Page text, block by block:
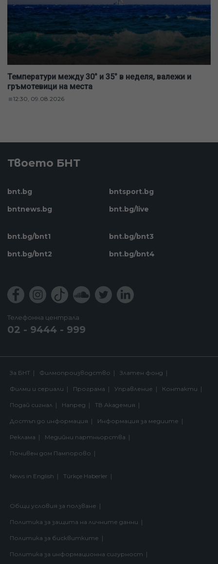
Температури между 30° и 35° в неделя, валежи и
гръмотевици на места
12:30, 09.08.2026
Твоето БНТ
bnt.bg
bntnews.bg
bntsport.bg
bnt.bg/live
bnt.bg/bnt1
bnt.bg/bnt2
bnt.bg/bnt3
bnt.bg/bnt4
Телефонна централа
02 - 9444 - 999
За БНТ Филмопроизводство Златен фонд
Филми и сериали Програма Управление Контакти
Подай сигнал Напред ТВ Академия
Достъп до информация Информация за медиите
Реклама Медийни партньорства
Почивен дом Пампорово
News in English Türkçe Haberler
Общи условия за ползване
Политика за защита на личните данни
Политика за бисквитките
Политика за информационна сигурност